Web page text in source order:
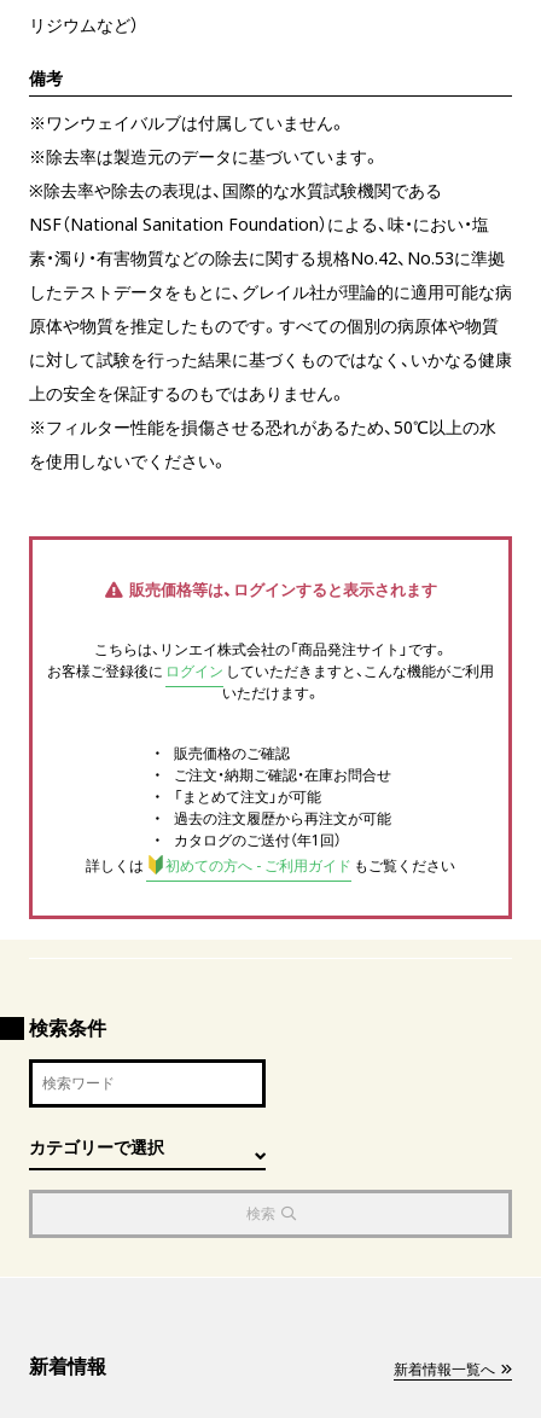
リジウムなど）
備考
※ワンウェイバルブは付属していません。
※除去率は製造元のデータに基づいています。
※除去率や除去の表現は、国際的な水質試験機関である
NSF（National Sanitation Foundation）による、味・におい・塩
素・濁り・有害物質などの除去に関する規格No.42、No.53に準拠
したテストデータをもとに、グレイル社が理論的に適用可能な病
原体や物質を推定したものです。すべての個別の病原体や物質
に対して試験を行った結果に基づくものではなく、いかなる健康
上の安全を保証するのもではありません。
※フィルター性能を損傷させる恐れがあるため、50℃以上の水
を使用しないでください。
販売価格等は、ログインすると表示されます
こちらは、リンエイ株式会社の「商品発注サイト」です。
お客様ご登録後に ログイン していただきますと、こんな機能がご利用
いただけます。
販売価格のご確認
ご注文・納期ご確認・在庫お問合せ
「まとめて注文」が可能
過去の注文履歴から再注文が可能
カタログのご送付（年1回）
詳しくは
初めての方へ - ご利用ガイド もご覧ください
検索条件
検索
新着情報 新着情報一覧へ